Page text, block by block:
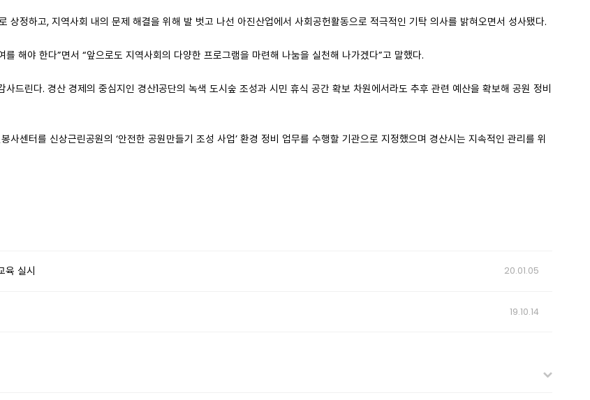
정하고, 지역사회 내의 문제 해결을 위해 발 벗고 나선 아진산업에서 사회공헌활동으로 적극적인 기탁 의사를 밝혀오면서 성사됐다.
해야 한다”면서 “앞으로도 지역사회의 다양한 프로그램을 마련해 나눔을 실천해 나가겠다”고 말했다.
드린다. 경산 경제의 중심지인 경산1공단의 녹색 도시숲 조성과 시민 휴식 공간 확보 차원에서라도 추후 관련 예산을 확보해 공원 정비
센터를 신상근린공원의 ‘안전한 공원만들기 조성 사업’ 환경 정비 업무를 수행할 기관으로 지정했으며 경산시는 지속적인 관리를 위
육 실시 20.01.05
19.10.14